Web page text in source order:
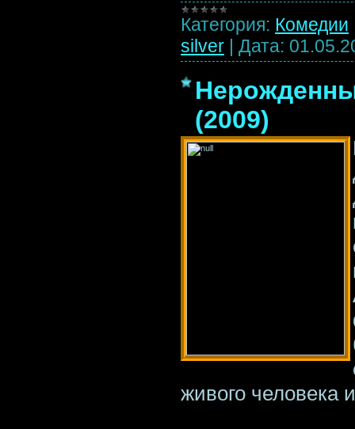
Категория: Комедии
silver | Дата:
(2009)
живого человека